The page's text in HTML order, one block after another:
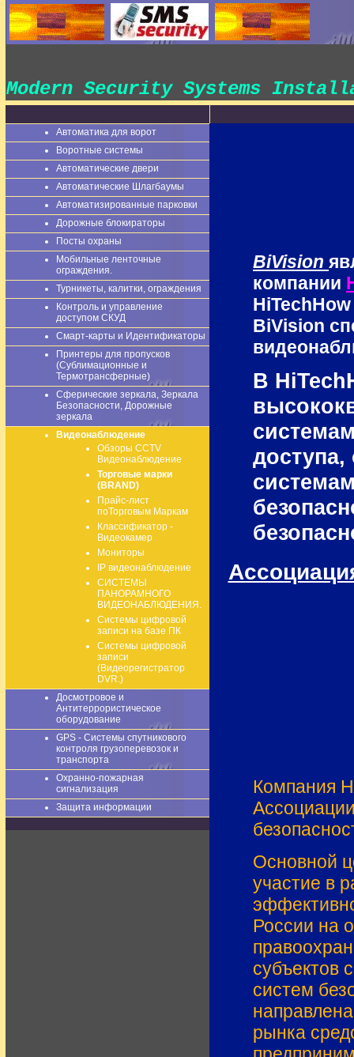
Modern Security Systems
Автоматика для ворот
Воротные системы
Автоматические двери
Автоматические Шлагбаумы
Автоматизированные парковки
Дорожные блокираторы
Посты охраны
Мобильные ленточные
ограждения.
Турникеты, калитки, ограждения
Контроль и управление
доступом СКУД
Смарт-карты и Идентификаторы
Принтеры для пропусков
(Сублимационные и
Термотрансферные)
Сферические зеркала, Зеркала
Безопасности, Дорожные
зеркала
Видеонаблюдение
Обзоры CCTV
Видеонаблюдение
Торговые марки
(BRAND)
Прайс-лист
поТорговым Маркам
Классификатор -
Видеокамер
Мониторы
IP видеонаблюдение
СИСТЕМЫ
ПАНОРАМНОГО
ВИДЕОНАБЛЮДЕНИЯ.
Системы цифровой
записи на базе ПК
Системы цифровой
записи
(Видеорегистратор
DVR.)
Досмотровое и
Антитеррористическое
оборудование
GPS - Системы спутникового
контроля грузоперевозок и
транспорта
Охранно-пожарная
сигнализация
Защита информации
BiVision
компании
BiVision
В
Компания
Основной
участие в
России на
субъектов
систем
рынка